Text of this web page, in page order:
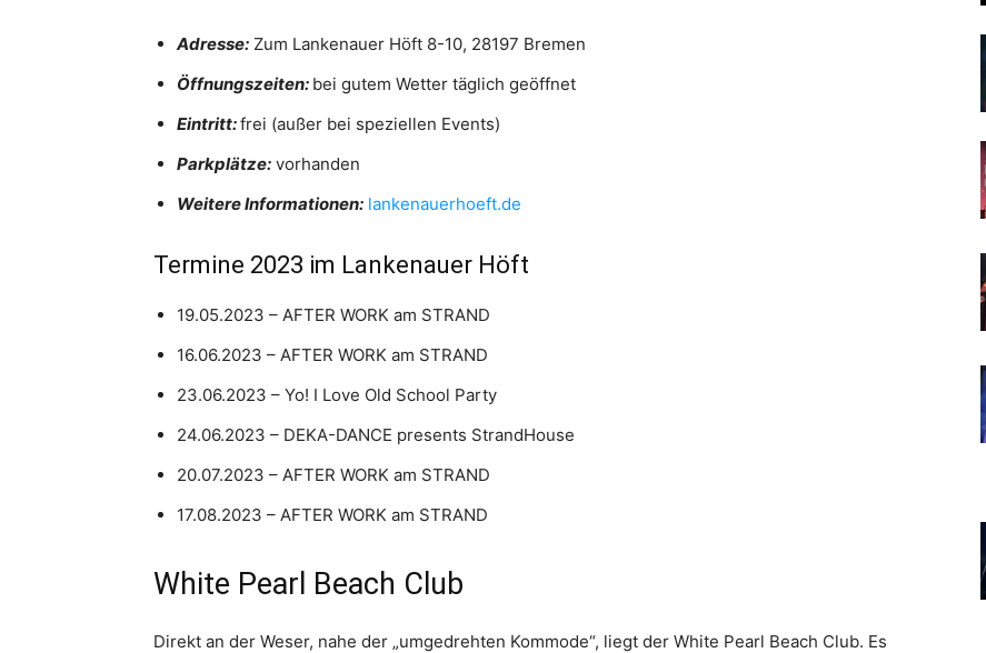
Adresse: Zum Lankenauer Höft 8-10, 28197 Bremen
Öffnungszeiten: bei gutem Wetter täglich geöffnet
Eintritt:frei (außer bei speziellen Events)
Parkplätze: vorhanden
Weitere Informationen: lankenauerhoeft.de
Termine 2023 im Lankenauer Höft
19.05.2023 – AFTER WORK am STRAND
16.06.2023 – AFTER WORK am STRAND
23.06.2023 – Yo! I Love Old School Party
24.06.2023 – DEKA-DANCE presents StrandHouse
20.07.2023 – AFTER WORK am STRAND
17.08.2023 – AFTER WORK am STRAND
White Pearl Beach Club
Direkt an der Weser, nahe der „umgedrehten Kommode“, liegt der White Pearl Beach Club. Es